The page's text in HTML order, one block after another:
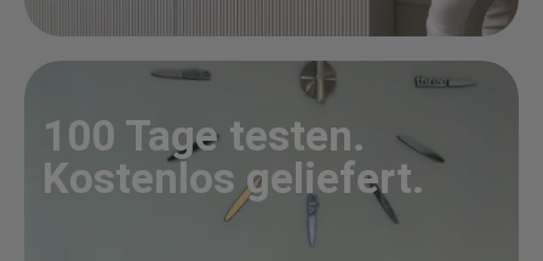
100 Tage testen.
Kostenlos geliefert.